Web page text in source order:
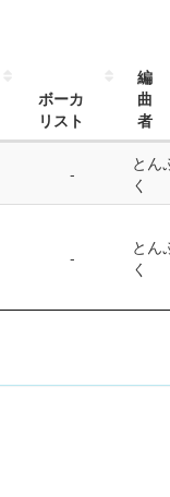
ボーカ
リスト
編
曲
者
とん
く
とん
く